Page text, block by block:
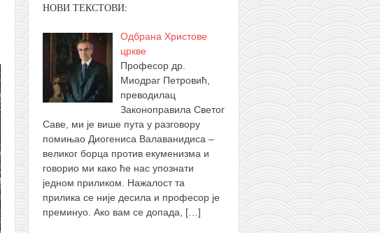
НОВИ ТЕКСТОВИ:
Одбрана Христове
цркве
Професор др.
Миодраг Петровић,
преводилац
Законоправила Светог
Саве, ми је више пута у разговору
помињао Диогениса Валаванидиса –
великог борца против екуменизма и
говорио ми како ће нас упознати
једном приликом. Нажалост та
прилика се није десила и професор је
преминуо. Ако вам се допада, […]